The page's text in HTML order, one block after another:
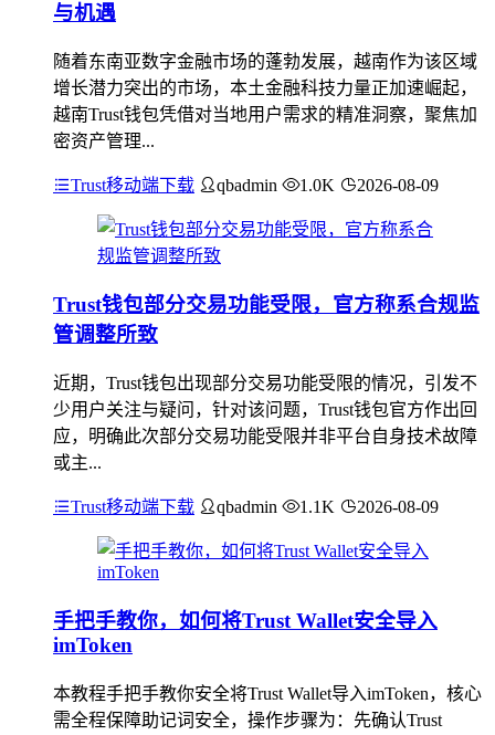
与机遇
随着东南亚数字金融市场的蓬勃发展，越南作为该区域
增长潜力突出的市场，本土金融科技力量正加速崛起，
越南Trust钱包凭借对当地用户需求的精准洞察，聚焦加
密资产管理...
Trust移动端下载 qbadmin 1.0K 2026-08-09
Trust钱包部分交易功能受限，官方称系合规监
管调整所致
近期，Trust钱包出现部分交易功能受限的情况，引发不
少用户关注与疑问，针对该问题，Trust钱包官方作出回
应，明确此次部分交易功能受限并非平台自身技术故障
或主...
Trust移动端下载 qbadmin 1.1K 2026-08-09
手把手教你，如何将Trust Wallet安全导入
imToken
本教程手把手教你安全将Trust Wallet导入imToken，核心
需全程保障助记词安全，操作步骤为：先确认Trust